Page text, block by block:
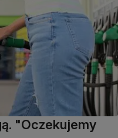
"Oczekujemy